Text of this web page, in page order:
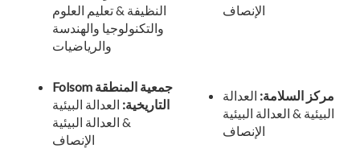
النظيفة & تعليم العلوم
والتكنولوجيا والهندسة
والرياضيات
الإنصاف
Folsom جمعية المنطقة
التاريخية: العدالة البيئية
& العدالة البيئية
الإنصاف
مركز السلامة: العدالة
البيئية & العدالة البيئية
الإنصاف